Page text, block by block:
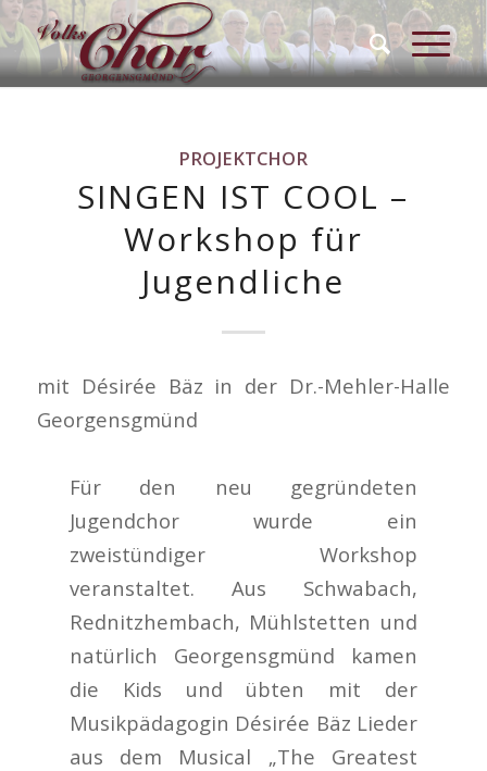
PROJEKTCHOR
SINGEN IST COOL –
Workshop für
Jugendliche
mit Désirée Bäz in der Dr.-Mehler-Halle
Georgensgmünd
Für den neu gegründeten
Jugendchor wurde ein
zweistündiger Workshop
veranstaltet. Aus Schwabach,
Rednitzhembach, Mühlstetten und
natürlich Georgensgmünd kamen
die Kids und übten mit der
Musikpädagogin Désirée Bäz Lieder
aus dem Musical „The Greatest